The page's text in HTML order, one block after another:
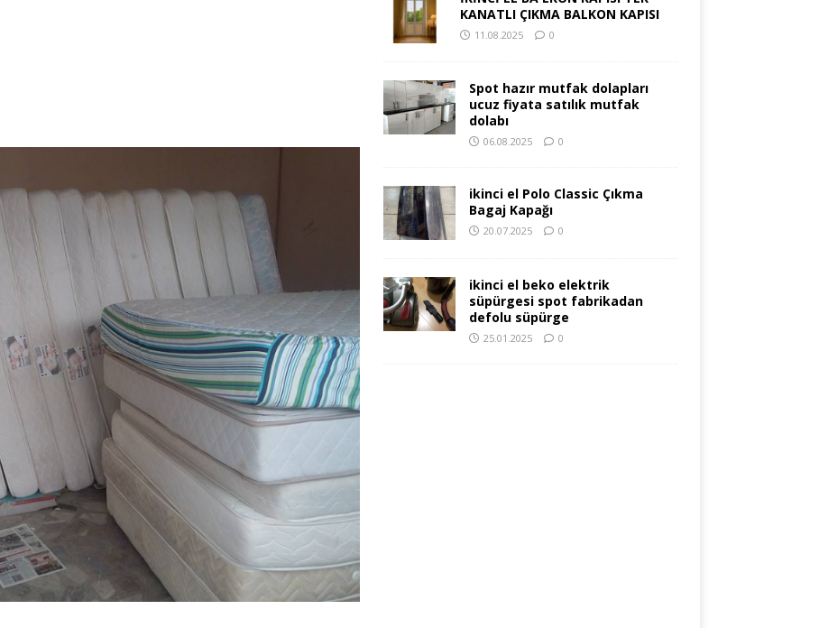
KANATLI ÇIKMA BALKON KAPISI
11.08.2025 0
Spot hazır mutfak dolapları
ucuz fiyata satılık mutfak
dolabı
06.08.2025 0
ikinci el Polo Classic Çıkma
Bagaj Kapağı
20.07.2025 0
ikinci el beko elektrik
süpürgesi spot fabrikadan
defolu süpürge
25.01.2025 0